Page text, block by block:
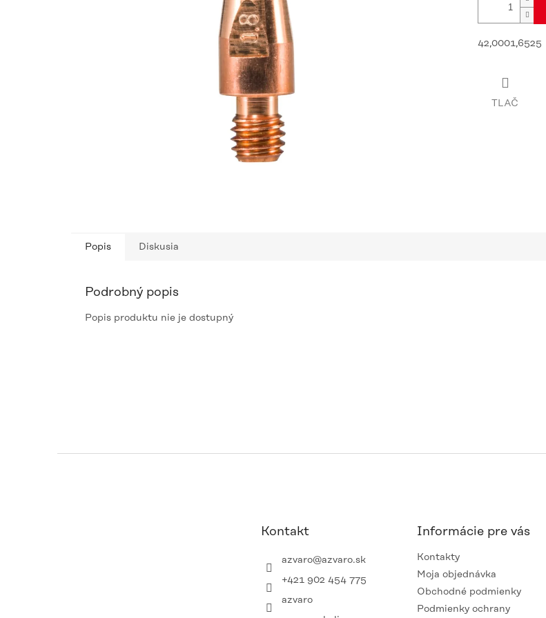
42,0001,6525
TLAČ
Popis Diskusia
Podrobný popis
Popis produktu nie je dostupný
Kontakt
azvaro@azvaro.sk
+421 902 454 775
azvaro
Informácie pre vás
Kontakty
Moja objednávka
Obchodné podmienky
Podmienky ochrany